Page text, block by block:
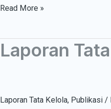
Read More »
Laporan
Laporan Tata Kelola, Publikasi /
Laporan